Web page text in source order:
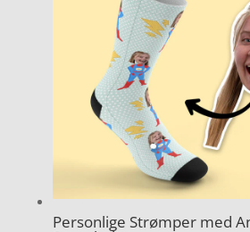
Personlige Strømper med